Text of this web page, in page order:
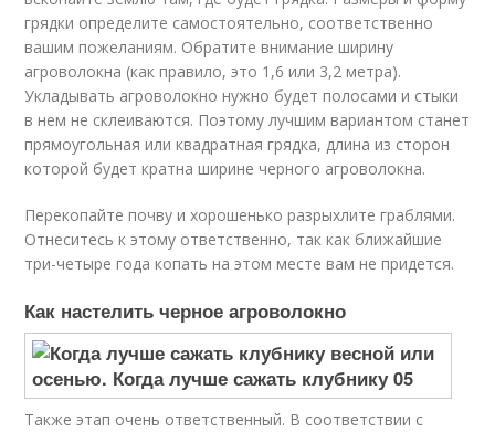
грядки определите самостоятельно, соответственно
вашим пожеланиям. Обратите внимание ширину
агроволокна (как правило, это 1,6 или 3,2 метра).
Укладывать агроволокно нужно будет полосами и стыки
в нем не склеиваются. Поэтому лучшим вариантом станет
прямоугольная или квадратная грядка, длина из сторон
которой будет кратна ширине черного агроволокна.
Перекопайте почву и хорошенько разрыхлите граблями.
Отнеситесь к этому ответственно, так как ближайшие
три-четыре года копать на этом месте вам не придется.
Как настелить черное агроволокно
Также этап очень ответственный. В соответствии с